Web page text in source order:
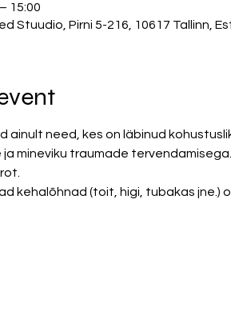
15:00
Stuudio, Pirni 5-216, 10617 Tallinn,
ainult need, kes on läbinud
ja mineviku traumade tervendamisega.
kehalõhnad (toit, higi, tubakas jne.)